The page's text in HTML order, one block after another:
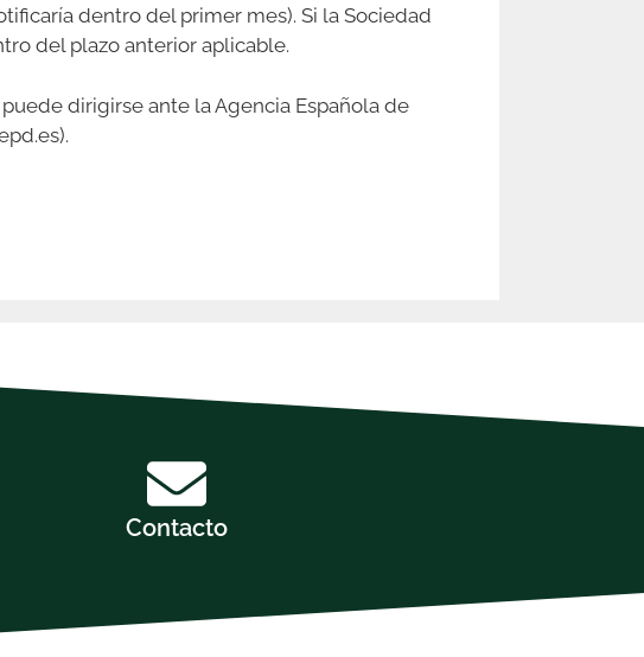
dentro del primer mes). Si la Sociedad
del plazo anterior aplicable.
dirigirse ante la Agencia Española de
Contacto